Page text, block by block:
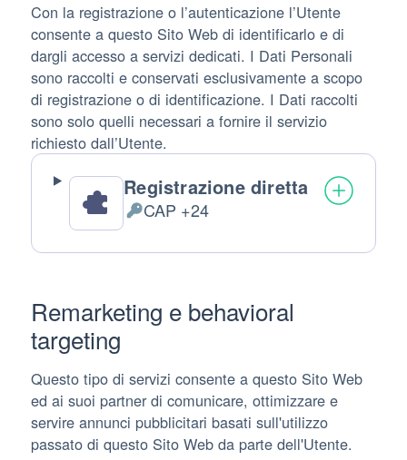
Con la registrazione o l’autenticazione l’Utente
consente a questo Sito Web di identificarlo e di
dargli accesso a servizi dedicati. I Dati Personali
sono raccolti e conservati esclusivamente a scopo
di registrazione o di identificazione. I Dati raccolti
sono solo quelli necessari a fornire il servizio
richiesto dall’Utente.
Registrazione diretta
Dati Personali trattati:
CAP +24
Remarketing e behavioral
targeting
Questo tipo di servizi consente a questo Sito Web
ed ai suoi partner di comunicare, ottimizzare e
servire annunci pubblicitari basati sull'utilizzo
passato di questo Sito Web da parte dell'Utente.